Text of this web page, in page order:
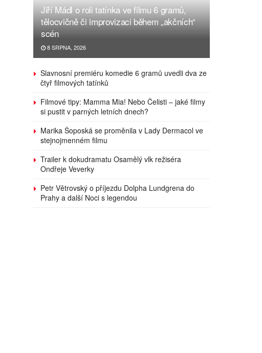
Jiří Mádl o roli tatínka ve filmu 6 gramů,
tělocvičně či improvizaci během „akčních“
scén
8 SRPNA, 2026
Slavnosní premiéru komedie 6 gramů uvedli dva ze
čtyř filmových tatínků
Filmové tipy: Mamma Mia! Nebo Čelisti – jaké filmy
si pustit v parných letních dnech?
Marika Šoposká se proměnila v Lady Dermacol ve
stejnojmenném filmu
Trailer k dokudramatu Osamělý vlk režiséra
Ondřeje Veverky
Petr Větrovský o příjezdu Dolpha Lundgrena do
Prahy a další Noci s legendou